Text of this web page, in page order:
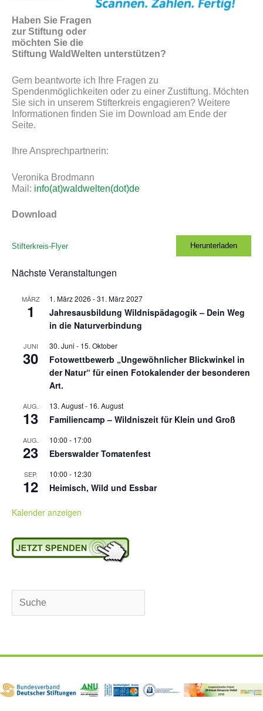
Haben Sie Fragen
zur Stiftung oder
möchten Sie die
Stiftung WaldWelten unterstützen?
Gern beantworte ich Ihre Fragen zu
Spendenmöglichkeiten oder zu einer Zustiftung. Möchten
Sie sich in unserem Stifterkreis engagieren? Weitere
Informationen finden Sie im Download am Ende der
Seite.
Ihre Ansprechpartnerin:
Veronika Brodmann
Mail: info(at)waldwelten(dot)de
Download
Stifterkreis-Flyer Herunterladen
Nächste Veranstaltungen
MÄRZ
1
1. März 2026 -31. März 2027
Jahresausbildung Wildnispädagogik – Dein Weg
in die Naturverbindung
JUNI
30
30. Juni - 15. Oktober
Fotowettbewerb „Ungewöhnlicher Blickwinkel in
der Natur“ für einen Fotokalender der besonderen
Art.
AUG.
13
13. August- 16. August
Familiencamp – Wildniszeit für Klein und Groß
AUG.
23
10:00 - 17:00
Eberswalder Tomatenfest
SEP.
12
10:00 - 12:30
Heimisch, Wild und Essbar
Kalender anzeigen
Suchen